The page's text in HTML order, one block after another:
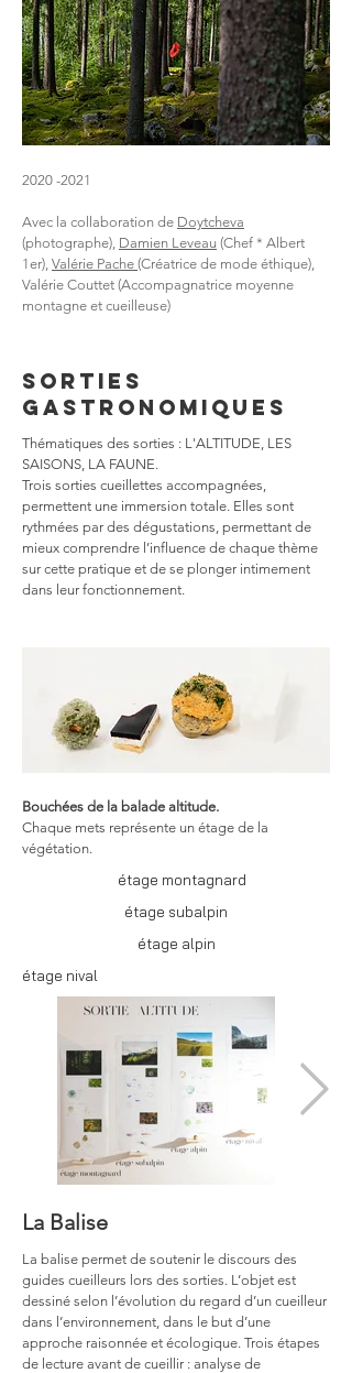
2020 -2021
Avec la collaboration de Doytcheva
(photographe), Damien Leveau (Chef * Albert
1er), Valérie Pache (Créatrice de mode éthique),
Valérie Couttet (Accompagnatrice moyenne
montagne et cueilleuse)
SORTIES
GASTRONOMIQUES
Thématiques des sorties : L'ALTITUDE, LES
SAISONS, LA FAUNE.
Trois sorties cueillettes accompagnées,
permettent une immersion totale. Elles sont
rythmées par des dégustations, permettant de
mieux comprendre l’influence de chaque thème
sur cette pratique et de se plonger intimement
dans leur fonctionnement.
Bouchées de la balade altitude.
Chaque mets représente un étage de la
végétation.
étage montagnard
étage subalpin
étage alpin
étage nival
La Balise
La balise permet de soutenir le discours des
guides cueilleurs lors des sorties. L’objet est
dessiné selon l’évolution du regard d’un cueilleur
dans l’environnement, dans le but d’une
approche raisonnée et écologique. Trois étapes
de lecture avant de cueillir : analyse de